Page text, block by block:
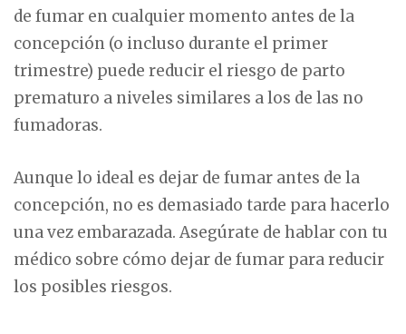
de fumar en cualquier momento antes de la
concepción (o incluso durante el primer
trimestre) puede reducir el riesgo de parto
prematuro a niveles similares a los de las no
fumadoras.
Aunque lo ideal es dejar de fumar antes de la
concepción, no es demasiado tarde para hacerlo
una vez embarazada. Asegúrate de hablar con tu
médico sobre cómo dejar de fumar para reducir
los posibles riesgos.